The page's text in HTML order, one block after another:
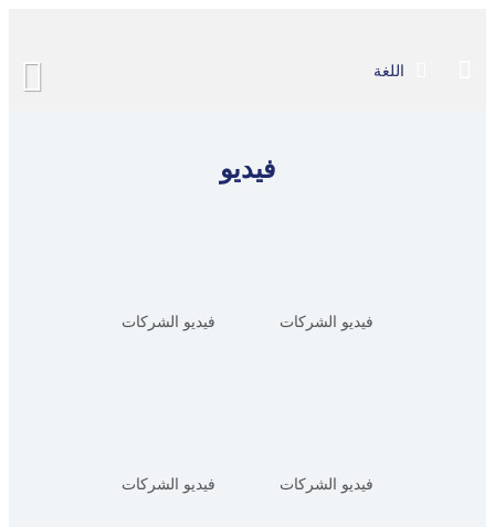
اللغة
فيديو
فيديو الشركات فيديو الشركات
فيديو الشركات فيديو الشركات